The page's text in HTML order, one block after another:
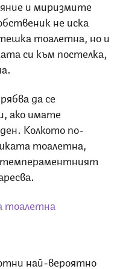
и миризмите
не иска
тоалетна, но и
си към постелка,
да се
ако имате
Колкото по-
тоалетна,
темпераментният
тоалетна
най-вероятно